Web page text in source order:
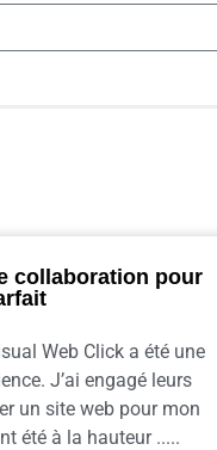
collaboration pour
Web Click a été une
J’ai engagé leurs
un site web pour mon
été à la hauteur .....